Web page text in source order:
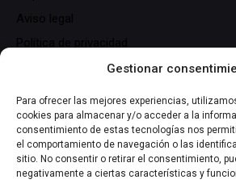
Gestionar
Para ofrecer las mejores experiencias,
cookies para almacenar y/o acceder a la
consentimiento de estas tecnologías nos
el comportamiento de navegación o las
sitio. No consentir o retirar el consentimiento,
negativamente a ciertas características y
Aviso legal
Política de privacidad
Política de cookies
DATOS DE CONTACTO
C/ Serrallers, 25,
43700 El Vendrell (Tarragona)
info@lasmiliuna.com